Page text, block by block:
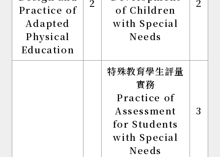
Practice of
Adapted
Physical
Education
2
of Children
with Special
Needs
2
特殊教育學生評量
實務
Practice of
Assessment
for Students
with Special
Needs
3